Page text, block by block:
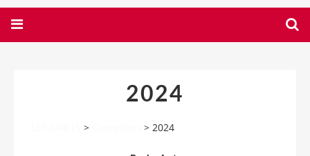
2024
> > 2024